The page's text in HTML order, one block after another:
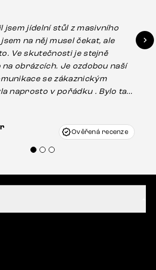
jsem jídelní stůl z masivního
na něj musel čekat, ale
Ve skutečnosti je stejně
se zákaznickým
naprosto v pořádku . Bylo tam
u nohy stolu, které mohlo
korektně vyšli vstříc.
Delife všem.“
Ověřená recenze